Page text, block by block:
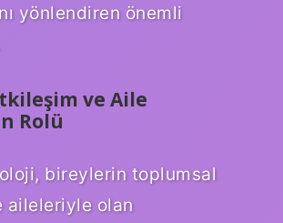
yönlendiren önemli
ve Aile
Rolü
bireylerin toplumsal
aileleriyle olan